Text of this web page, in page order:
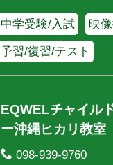
中学受験/入試 映
予習/復習/テスト
EQWELチャイル
ー沖縄ヒカリ教室
098-939-9760